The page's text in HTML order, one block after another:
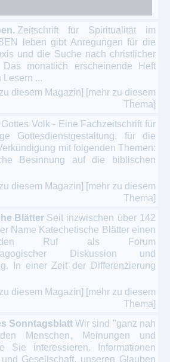
Zeitschrift für Spiritualität im
leben gibt Anregungen für die
und die Suche nach christlicher
Das monatlich erscheinende Heft
Lesern ...
diesem Magazin] [mehr zu diesem
Thema]
Gottes Volk - Eine Fachzeitschrift für
Gottesdienstgestaltung, für die
mit folgenden Themen:
Besinnung auf die biblischen
diesem Magazin] [mehr zu diesem
Thema]
Blätter Seit inzwischen über 142
Name Katechetische Blätter einen
Ruf als Forum
Diskussion und
In einer Zeit der Differenzierung
diesem Magazin] [mehr zu diesem
Thema]
Sonntagsblatt Wir sind "ganz nah
Menschen, Meinungen und
Sie interessieren. Informationen
Gesellschaft, unseren Glauben